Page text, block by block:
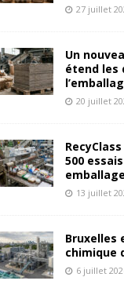
27 juillet
Un
étend les
20 juillet
500
13 juillet
Bruxelles
chimique
6 juillet